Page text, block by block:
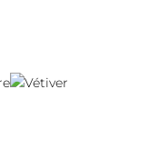
:
Vétiver